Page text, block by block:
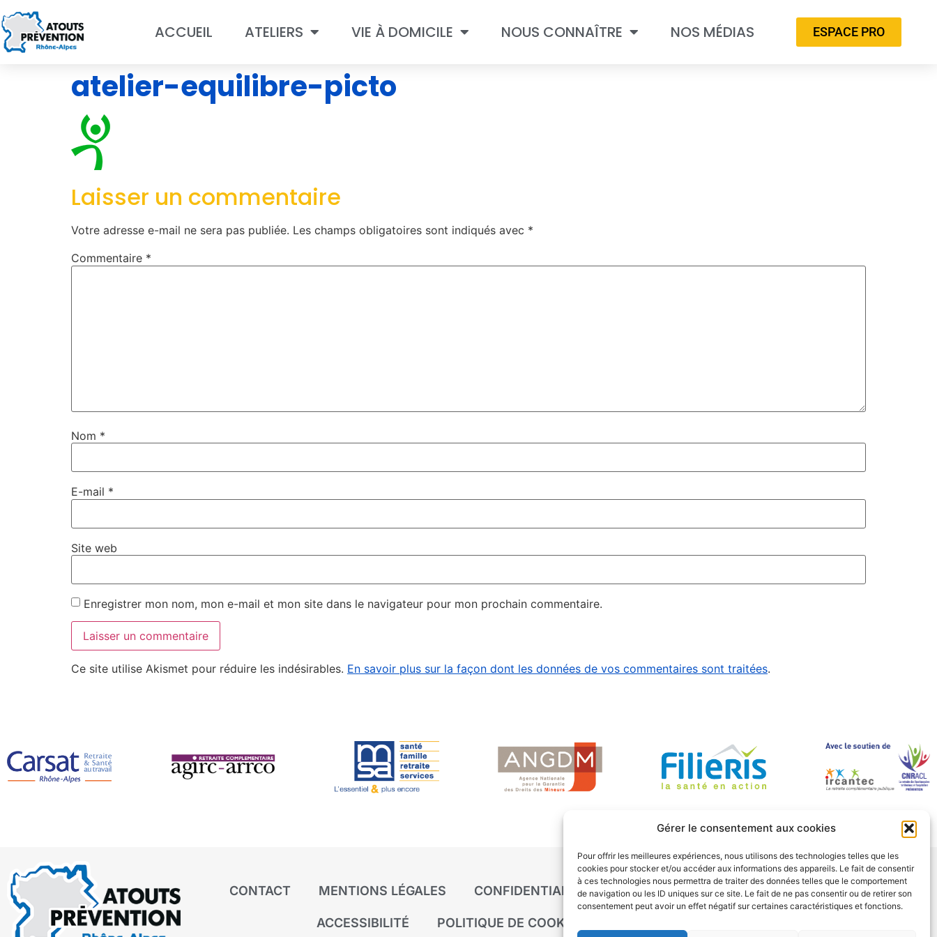
Gérer le consentement aux cookies
Pour offrir les meilleures expériences, nous utilisons des technologies telles que les
cookies pour stocker et/ou accéder aux informations des appareils. Le fait de consentir
à ces technologies nous permettra de traiter des données telles que le comportement
de navigation ou les ID uniques sur ce site. Le fait de ne pas consentir ou de retirer son
consentement peut avoir un effet négatif sur certaines caractéristiques et fonctions.
ACCUEIL ATELIERS VIE À DOMICILE NOUS CONNAÎTRE NOS MÉDIAS ESPACE PRO
atelier-equilibre-picto
Laisser un commentaire
Votre adresse e-mail ne sera pas publiée. Les champs obligatoires sont indiqués avec *
Commentaire *
Nom *
E-mail *
Site web
Enregistrer mon nom, mon e-mail et mon site dans le navigateur pour mon prochain commentaire.
Ce site utilise Akismet pour réduire les indésirables. En savoir plus sur la façon dont les données de vos commentaires sont traitées.
CONTACT MENTIONS LÉGALES CONFIDENTIALITÉ PLAN DE SITE
ACCESSIBILITÉ POLITIQUE DE COOKIES (UE)